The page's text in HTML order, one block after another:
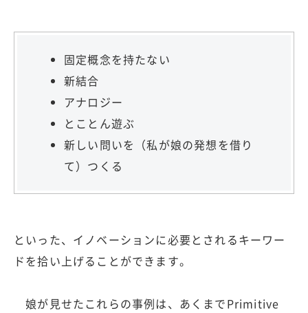
固定概念を持たない
新結合
アナロジー
とことん遊ぶ
新しい問いを（私が娘の発想を借り
て）つくる
といった、イノベーションに必要とされるキーワー
ドを拾い上げることができます。
娘が見せたこれらの事例は、あくまでPrimitive